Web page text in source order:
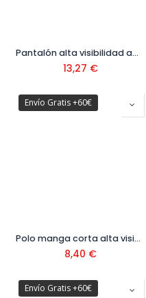
Pantalón alta visibilidad amarillo/azul Ref. 388PFXYFA
13,27 €
Envío Gratis +60€
Polo manga corta alta visibilidad amarillo/azul Ref. 1288PAVXLRYFA
8,40 €
Envío Gratis +60€